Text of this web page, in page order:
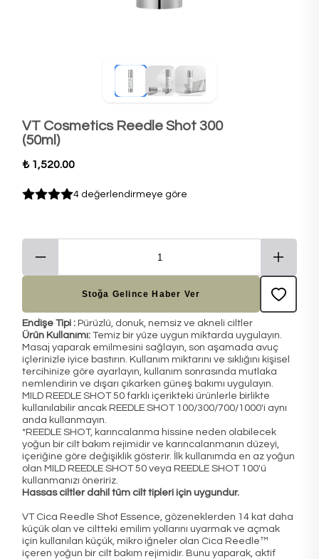
VT Cosmetics Reedle Shot 300
(50ml)
₺ 1,520.00
4 değerlendirmeye göre
Stoğa Gelince Haber Ver
Endişe Tipi : Pürüzlü, donuk, nemsiz ve akneli ciltler
Ürün Kullanımı: Temiz bir yüze uygun miktarda uygulayın.
Masaj yaparak emilmesini sağlayın, son aşamada avuç
içlerinizle iyice bastırın. Kullanım miktarını ve sıklığını kişisel
tercihinize göre ayarlayın, kullanım sonrasında mutlaka
nemlendirin ve dışarı çıkarken güneş bakımı uygulayın.
MILD REEDLE SHOT 50 farklı içerikteki ürünlerle birlikte
kullanılabilir ancak REEDLE SHOT 100/300/700/1000'i aynı
anda kullanmayın.
*REEDLE SHOT, karıncalanma hissine neden olabilecek
yoğun bir cilt bakım rejimidir ve karıncalanmanın düzeyi,
içeriğine göre değişiklik gösterir. İlk kullanımda en az yoğun
olan MILD REEDLE SHOT 50 veya REEDLE SHOT 100'ü
kullanmanızı öneririz.
Hassas ciltler dahil tüm cilt tipleri için uygundur.
VT Cica Reedle Shot Essence, gözeneklerden 14 kat daha
küçük olan ve ciltteki emilim yollarını uyarmak ve açmak
için kullanılan küçük, mikro iğneler olan Cica Reedle™
içeren yoğun bir cilt bakım rejimidir. Bunu yaparak, aktif